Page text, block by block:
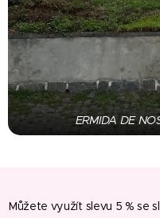
ERMIDA DE
Můžete využít slevu 5 % se